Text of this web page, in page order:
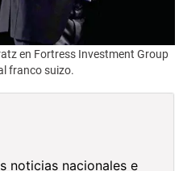
en Fortress Investment Group
franco suizo.
noticias nacionales e